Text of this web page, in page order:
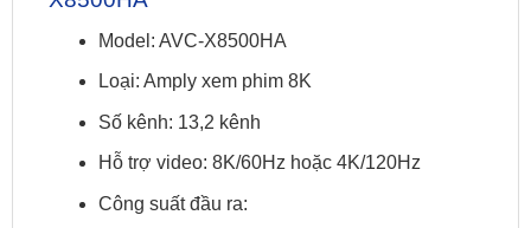
Model: AVC-X8500HA
Loại: Amply xem phim 8K
Số kênh: 13,2 kênh
Hỗ trợ video: 8K/60Hz hoặc 4K/120Hz
Công suất đầu ra: